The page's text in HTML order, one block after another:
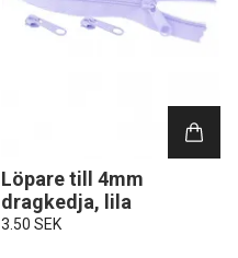
Löpare till 4mm
dragkedja, lila
3.50 SEK